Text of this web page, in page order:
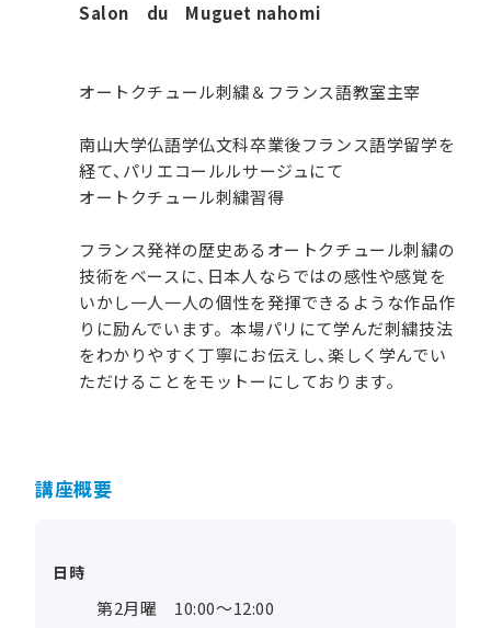
Salon du Muguet nahomi
オートクチュール刺繍＆フランス語教室主宰
南山大学仏語学仏文科卒業後フランス語学留学を
経て、パリエコールルサージュにて
オートクチュール刺繍習得
フランス発祥の歴史あるオートクチュール刺繍の
技術をベースに、日本人ならではの感性や感覚を
いかし一人一人の個性を発揮できるような作品作
りに励んでいます。本場パリにて学んだ刺繍技法
をわかりやすく丁寧にお伝えし、楽しく学んでい
ただけることをモットーにしております。
講座概要
日時
第2月曜 10:00～12:00